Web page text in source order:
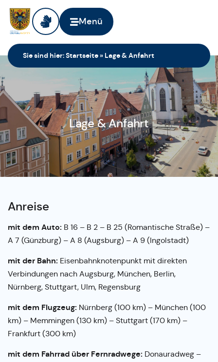
Menü
Sie sind hier:Startseite » Lage & Anfahrt
Lage & Anfahrt
Anreise
mit dem Auto: B 16 – B 2 – B 25 (Romantische Straße) –
A 7 (Günzburg) – A 8 (Augsburg) – A 9 (Ingolstadt)
mit der Bahn: Eisenbahnknotenpunkt mit direkten
Verbindungen nach Augsburg, München, Berlin,
Nürnberg, Stuttgart, Ulm, Regensburg
mit dem Flugzeug: Nürnberg (100 km) – München (100
km) – Memmingen (130 km) – Stuttgart (170 km) –
Frankfurt (300 km)
mit dem Fahrrad über Fernradwege: Donauradweg –